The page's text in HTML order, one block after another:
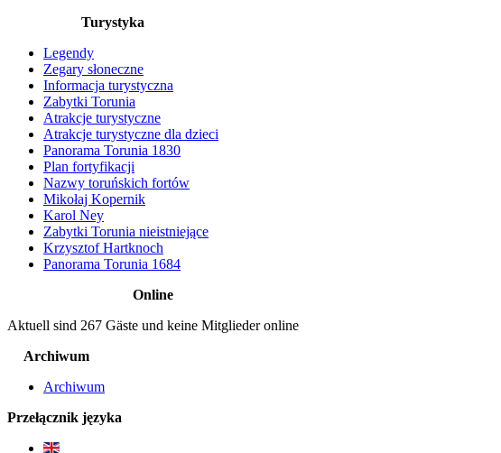
Turystyka
Legendy
Zegary słoneczne
Informacja turystyczna
Zabytki Torunia
Atrakcje turystyczne
Atrakcje turystyczne dla dzieci
Panorama Torunia 1830
Plan fortyfikacji
Nazwy toruńskich fortów
Mikołaj Kopernik
Karol Ney
Zabytki Torunia nieistniejące
Krzysztof Hartknoch
Panorama Torunia 1684
Online
Aktuell sind 267 Gäste und keine Mitglieder online
Archiwum
Archiwum
Przełącznik języka